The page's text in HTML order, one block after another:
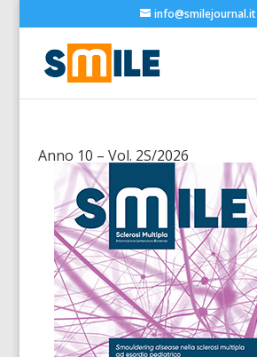
info@smilejournal.it
Anno 10 – Vol. 2S/2026